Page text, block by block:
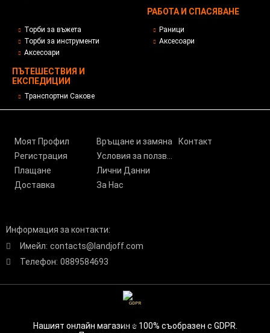
РАБОТА И СПАСЯВАНЕ
Торби за въжета
Торби за инструменти
Аксесоари
ПЪТЕШЕСТВИЯ И
ЕКСПЕДИЦИИ
Транспортни Сакове
Раници
Аксесоари
Моят Профил
Регистрация
Плащане
Доставка
Връщане и замяна
Условия за ползване
Лични Данни
За Нас
Контакт
Информация за контакти:
Имейл: contacts@landjoff.com
Телефон: 0889584693
GDPR
Нашият онлайн магазин е 100% съобразен с GDPR.